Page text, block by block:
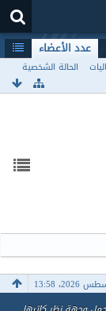
عدد الأعضاء
الحالة الشخصية